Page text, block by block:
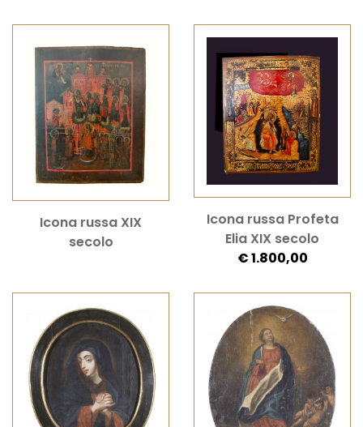
Icona russa XIX
secolo
Icona russa Profeta
Elia XIX secolo
€ 1.800,00